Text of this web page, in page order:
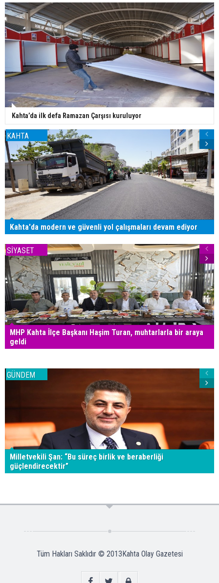
Kahta’da ilk defa Ramazan Çarşısı kuruluyor
KAHTA
Kahta'da modern ve güvenli yol çalışmaları devam ediyor
SİYASET
MHP Kahta İlçe Başkanı Haşim Turan, muhtarlarla bir araya
geldi
GÜNDEM
Milletvekili Şan: “Bu süreç birlik ve beraberliği
güçlendirecektir”
Tüm Hakları Saklıdır © 2013 Kahta Olay Gazetesi